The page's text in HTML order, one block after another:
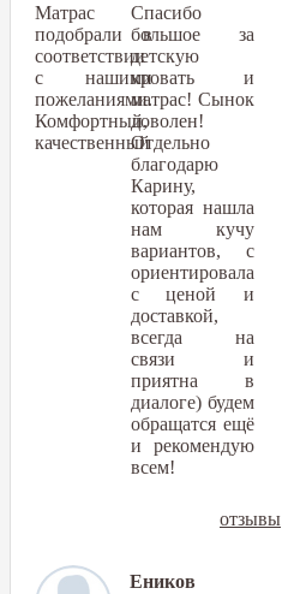
Матрас
подобрали в
соответствии
с нашими
пожеланиями.
Комфортный,
качественный
Спасибо
большое за
детскую
кровать и
матрас! Сынок
доволен!
Отдельно
благодарю
Карину,
которая нашла
нам кучу
вариантов, с
ориентировала
с ценой и
доставкой,
всегда на
связи и
приятна в
диалоге) будем
обращатся ещё
и рекомендую
всем!
Еников
отзывы